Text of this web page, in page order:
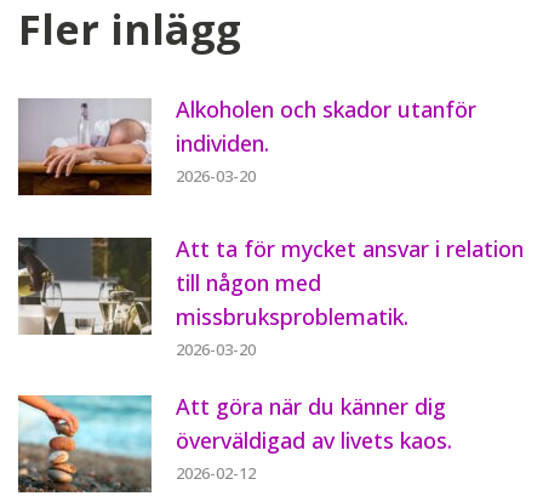
Fler inlägg
Alkoholen och skador utanför
individen.
2026-03-20
Att ta för mycket ansvar i relation
till någon med
missbruksproblematik.
2026-03-20
Att göra när du känner dig
överväldigad av livets kaos.
2026-02-12